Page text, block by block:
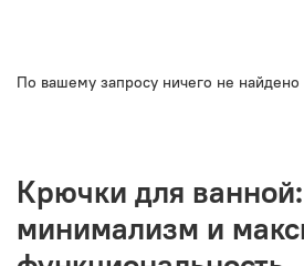
По вашему запросу ничего не найдено
Крючки для ванной:
минимализм и